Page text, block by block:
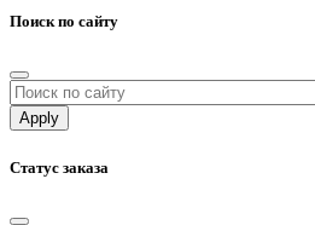
Поиск по сайту
Статус заказа